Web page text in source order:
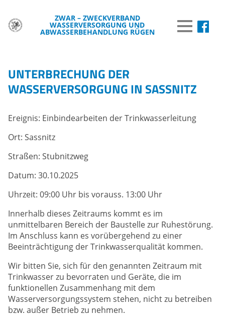
ZWAR – ZWECKVERBAND
WASSERVERSORGUNG UND
ABWASSERBEHANDLUNG RÜGEN MENÜ
TRINKWASSER
BREITBAND
WISSENSWERTES
WASSER & UMWELT
VERÖFFENTLICHUNGEN
INFORMATIONEN
UNTERBRECHUNG DER
WASSERVERSORGUNG IN SASSNITZ
Ereignis: Einbindearbeiten der Trinkwasserleitung
Ort: Sassnitz
Straßen: Stubnitzweg
Datum: 30.10.2025
Uhrzeit: 09:00 Uhr bis vorauss. 13:00 Uhr
Innerhalb dieses Zeitraums kommt es im
unmittelbaren Bereich der Baustelle zur Ruhestörung.
Im Anschluss kann es vorübergehend zu einer
Beeinträchtigung der Trinkwasserqualität kommen.
Wir bitten Sie, sich für den genannten Zeitraum mit
Trinkwasser zu bevorraten und Geräte, die im
funktionellen Zusammenhang mit dem
Wasserversorgungssystem stehen, nicht zu betreiben
bzw. außer Betrieb zu nehmen.